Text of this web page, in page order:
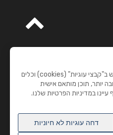
לידיעתכם, באתר זה נעשה שימוש ב"קבצי עוגיות" (cookies) וכלים
יותר, תוכן מותאם אישית
במדיניות הפרטיות שלנו.
דחה עוגיות לא חיוניות